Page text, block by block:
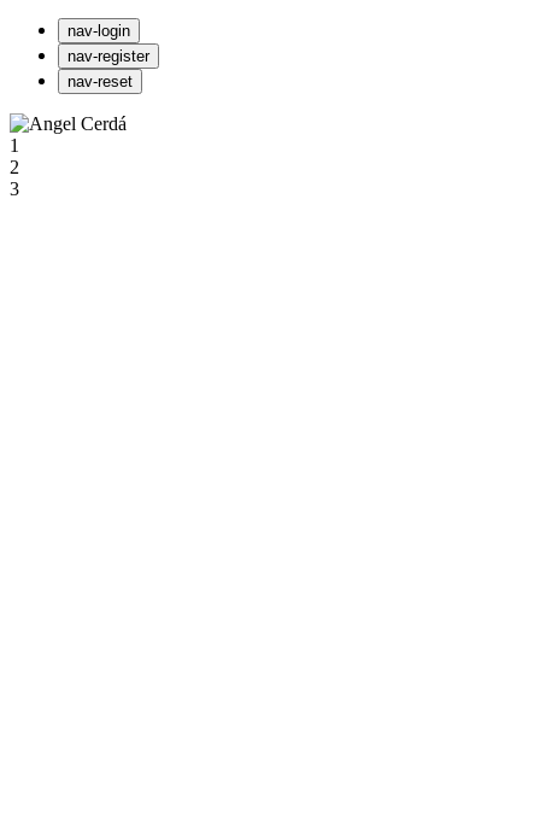
nav-login
nav-register
nav-reset
1
2
3